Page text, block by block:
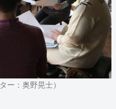
ー：奥野晃士）